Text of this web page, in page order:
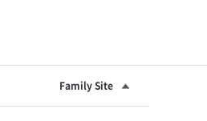
Family Site